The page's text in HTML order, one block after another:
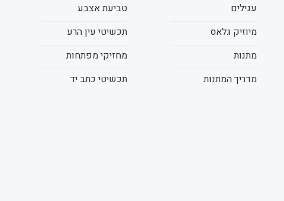
עגילים
מיוזיק גלאס
מתנות
מדריך המתנות
טביעת אצבע
תכשיטי עין הרע
מחזיקי מפתחות
תכשיטי כתב יד